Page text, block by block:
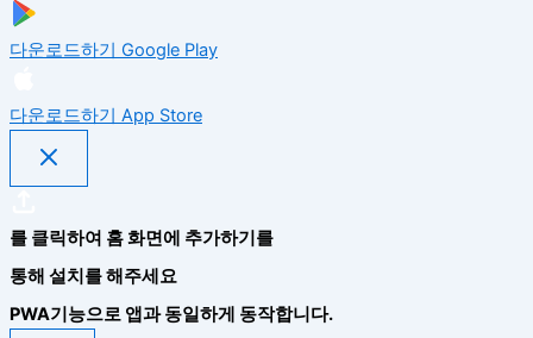
다운로드하기 Google Play
다운로드하기 App Store
를 클릭하여 홈 화면에 추가하기를
통해 설치를 해주세요
PWA기능으로 앱과 동일하게 동작합니다.